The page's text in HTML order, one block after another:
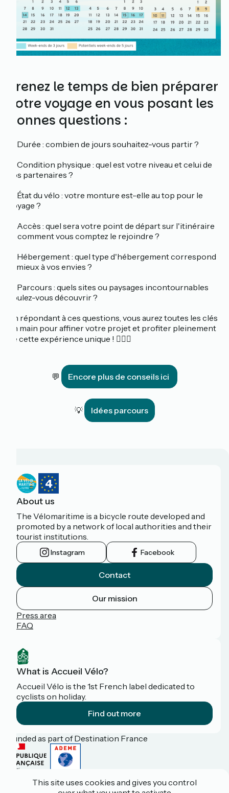
Prenez le temps de bien préparer
votre voyage en vous posant les
bonnes questions :
✅ Durée : combien de jours souhaitez-vous partir ?
✅ Condition physique : quel est votre niveau et celui de
vos partenaires ?
✅ État du vélo : votre monture est-elle au top pour le
voyage ?
✅ Accès : quel sera votre point de départ sur l'itinéraire
et comment vous comptez le rejoindre ?
✅ Hébergement : quel type d'hébergement correspond
le mieux à vos envies ?
✅ Parcours : quels sites ou paysages incontournables
voulez-vous découvrir ?
En répondant à ces questions, vous aurez toutes les clés
en main pour affiner votre projet et profiter pleinement
de cette expérience unique ! 🚴‍♀️✨
💬 Encore plus de conseils ici
💡 Idées parcours
About us
The Vélomaritime is a bicycle route developed and
promoted by a network of local authorities and their
tourist institutions.
Instagram Facebook
Contact
Our mission
Press area
FAQ
What is Accueil Vélo?
Accueil Vélo is the 1st French label dedicated to
cyclists on holiday.
Find out more
Funded as part of Destination France
Pro / press area
This site uses cookies and gives you control